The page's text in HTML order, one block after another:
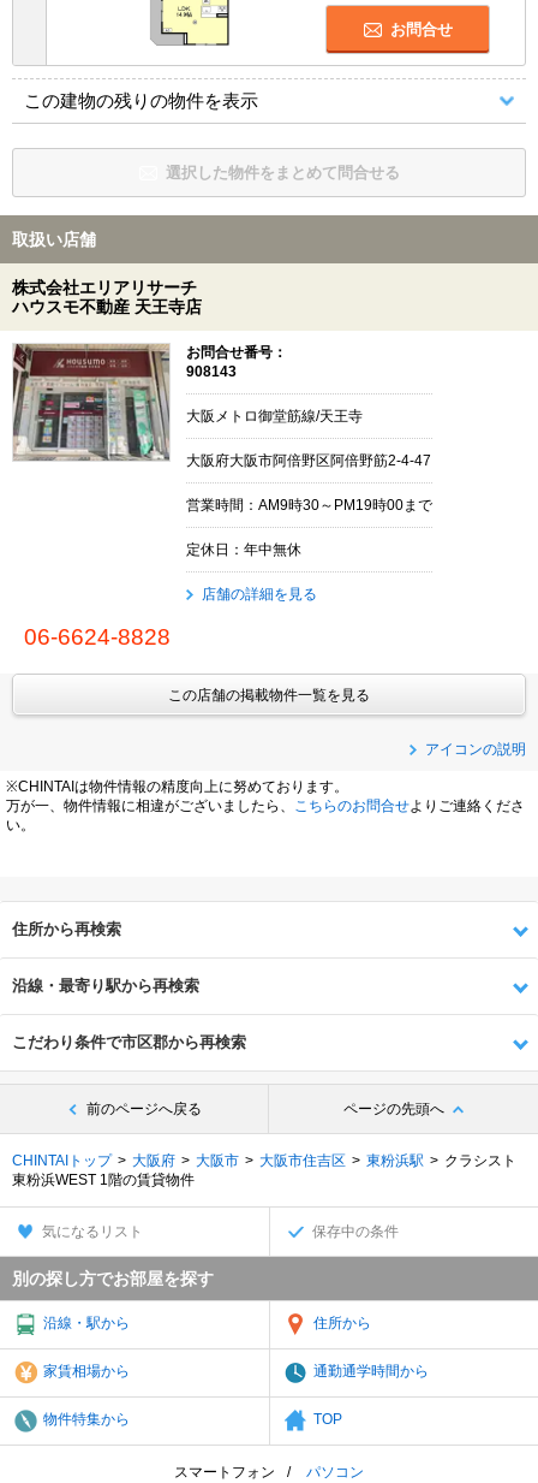
お問合せ
この建物の残りの物件を表示
選択した物件をまとめて問合せる
取扱い店舗
株式会社エリアリサーチ
ハウスモ不動産 天王寺店
お問合せ番号：
908143
大阪メトロ御堂筋線/天王寺
大阪府大阪市阿倍野区阿倍野筋2-4-47
営業時間：AM9時30～PM19時00まで
定休日：年中無休
店舗の詳細を見る
06-6624-8828
この店舗の掲載物件一覧を見る
アイコンの説明
※CHINTAIは物件情報の精度向上に努めております。
万が一、物件情報に相違がございましたら、
こちらのお問合せよりご連絡くださ
い。
住所から再検索
沿線・最寄り駅から再検索
こだわり条件で市区郡から再検索
前のページへ戻る ページの先頭へ
CHINTAIトップ 大阪府 大阪市 大阪市住吉区 東粉浜駅
クラシスト
東粉浜WEST 1階の賃貸物件
気になるリスト 保存中の条件
別の探し方でお部屋を探す
沿線・駅から 住所から
家賃相場から 通勤通学時間から
物件特集から TOP
スマートフォン パソコン